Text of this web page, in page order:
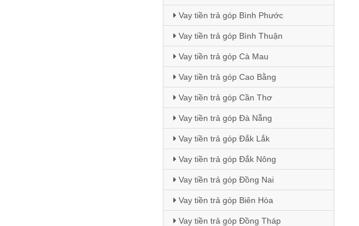
Vay tiền trả góp Bình Phước
Vay tiền trả góp Bình Thuận
Vay tiền trả góp Cà Mau
Vay tiền trả góp Cao Bằng
Vay tiền trả góp Cần Thơ
Vay tiền trả góp Đà Nẵng
Vay tiền trả góp Đắk Lắk
Vay tiền trả góp Đắk Nông
Vay tiền trả góp Đồng Nai
Vay tiền trả góp Biên Hòa
Vay tiền trả góp Đồng Tháp